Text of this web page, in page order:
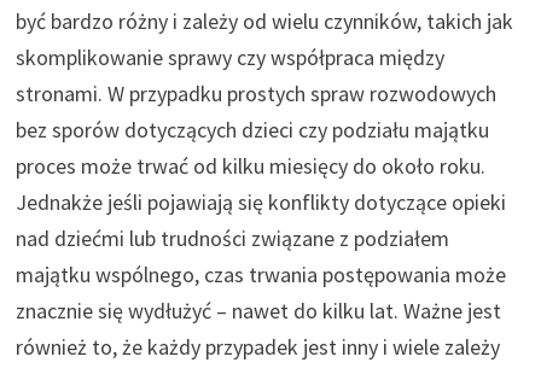
być bardzo różny i zależy od wielu czynników, takich jak
skomplikowanie sprawy czy współpraca między
stronami. W przypadku prostych spraw rozwodowych
bez sporów dotyczących dzieci czy podziału majątku
proces może trwać od kilku miesięcy do około roku.
Jednakże jeśli pojawiają się konflikty dotyczące opieki
nad dziećmi lub trudności związane z podziałem
majątku wspólnego, czas trwania postępowania może
znacznie się wydłużyć – nawet do kilku lat. Ważne jest
również to, że każdy przypadek jest inny i wiele zależy